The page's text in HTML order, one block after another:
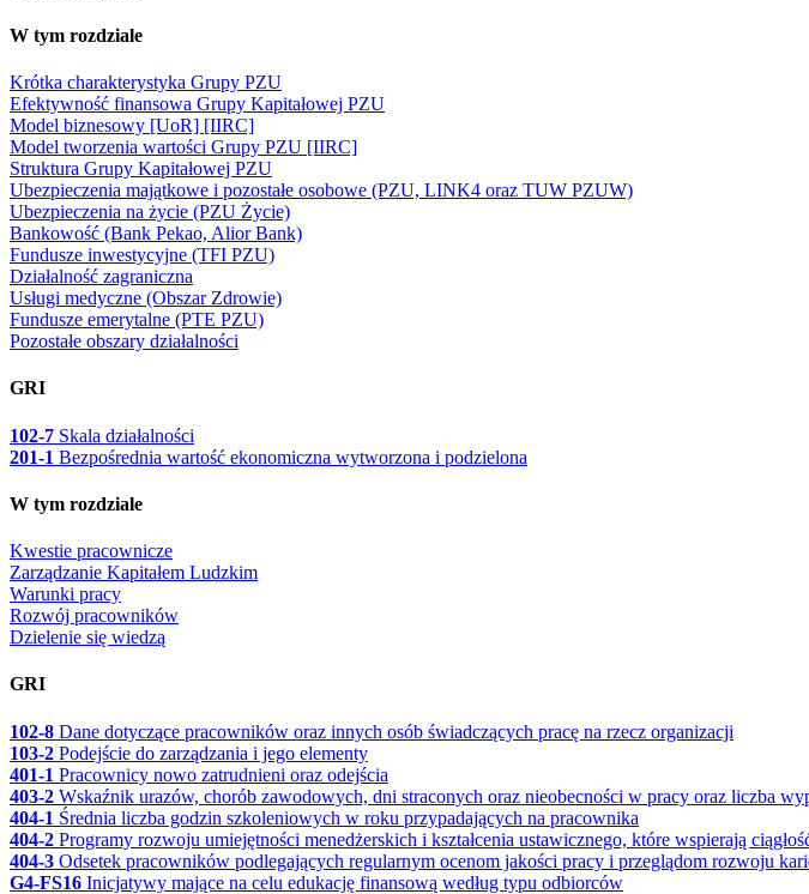
W tym rozdziale
Krótka charakterystyka Grupy PZU
Efektywność finansowa Grupy Kapitałowej PZU
Model biznesowy [UoR] [IIRC]
Model tworzenia wartości Grupy PZU [IIRC]
Struktura Grupy Kapitałowej PZU
Ubezpieczenia majątkowe i pozostałe osobowe (PZU, LINK4 oraz TUW PZUW)
Ubezpieczenia na życie (PZU Życie)
Bankowość (Bank Pekao, Alior Bank)
Fundusze inwestycyjne (TFI PZU)
Działalność zagraniczna
Usługi medyczne (Obszar Zdrowie)
Fundusze emerytalne (PTE PZU)
Pozostałe obszary działalności
GRI
102-7 Skala działalności
201-1 Bezpośrednia wartość ekonomiczna wytworzona i podzielona
W tym rozdziale
Kwestie pracownicze
Zarządzanie Kapitałem Ludzkim
Warunki pracy
Rozwój pracowników
Dzielenie się wiedzą
GRI
102-8 Dane dotyczące pracowników oraz innych osób świadczących pracę na rzecz organizacji
103-2 Podejście do zarządzania i jego elementy
401-1 Pracownicy nowo zatrudnieni oraz odejścia
403-2 Wskaźnik urazów, chorób zawodowych, dni straconych oraz nieobecności w pracy oraz liczba
404-1 Średnia liczba godzin szkoleniowych w roku przypadających na pracownika
404-2 Programy rozwoju umiejętności menedżerskich i kształcenia ustawicznego, które wspierają
404-3 Odsetek pracowników podlegających regularnym ocenom jakości pracy i przeglądom rozwoju
G4-FS16 Inicjatywy mające na celu edukację finansową według typu odbiorców